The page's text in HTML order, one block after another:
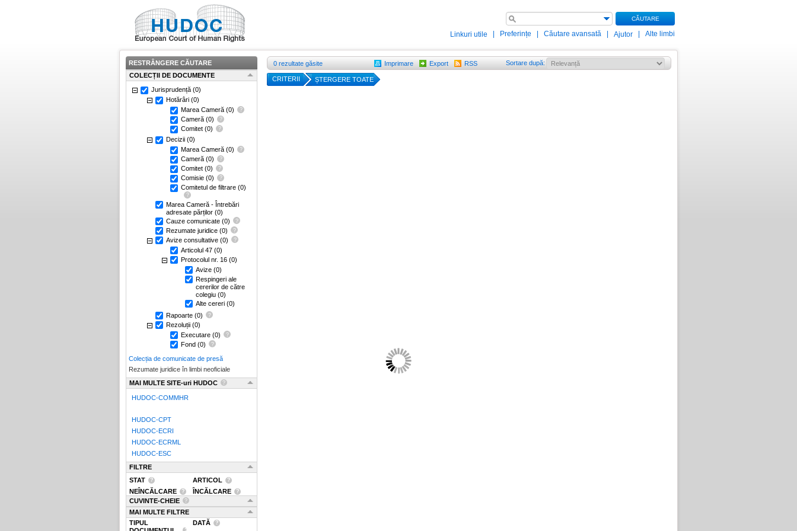
CĂUTARE
Linkuri utile Preferințe Căutare avansată Ajutor Alte limbi
RESTRÂNGERE CĂUTARE
COLECȚII DE DOCUMENTE
Jurisprudență (0)
Hotărâri (0)
Marea Cameră (0)
Cameră (0)
Comitet (0)
Decizii (0)
Marea Cameră (0)
Cameră (0)
Comitet (0)
Comisie (0)
Comitetul de filtrare (0)
Marea Cameră - Întrebări
adresate părților (0)
Cauze comunicate (0)
Rezumate juridice (0)
Avize consultative (0)
Articolul 47 (0)
Protocolul nr. 16 (0)
Avize (0)
Respingeri ale
cererilor de către
colegiu (0)
Alte cereri (0)
Rapoarte (0)
Rezoluții (0)
Executare (0)
Fond (0)
Colecția de comunicate de presă
Rezumate juridice în limbi neoficiale
MAI MULTE SITE-uri HUDOC
HUDOC-COMMHR
HUDOC-CPT
HUDOC-ECRI
HUDOC-ECRML
HUDOC-ESC
FILTRE
STAT
ARTICOL
NEÎNCĂLCARE
ÎNCĂLCARE
CUVINTE-CHEIE
MAI MULTE FILTRE
TIPUL
DATĂ
0 rezultate găsite Imprimare Export RSS Sortare după:
CRITERII ȘTERGERE TOATE